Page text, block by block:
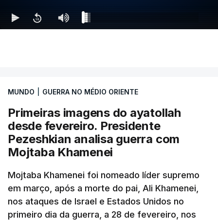
MUNDO GUERRA NO MÉDIO ORIENTE
Primeiras imagens do ayatollah
desde fevereiro. Presidente
Pezeshkian analisa guerra com
Mojtaba Khamenei
Mojtaba Khamenei foi nomeado líder supremo
em março, após a morte do pai, Ali Khamenei,
nos ataques de Israel e Estados Unidos no
primeiro dia da guerra, a 28 de fevereiro, nos